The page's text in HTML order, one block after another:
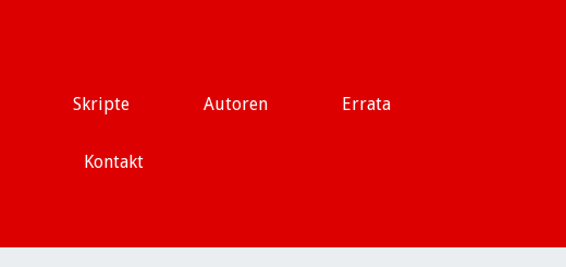
Skripte Autoren Errata
Kontakt